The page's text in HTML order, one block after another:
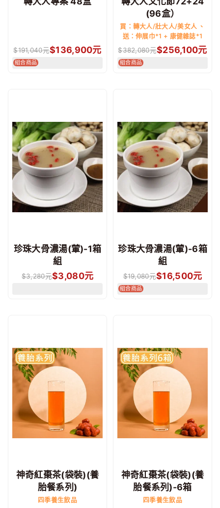
$191,040元$136,900元
組合商品
(96盒）
買：轉大人/壯大人/美女人 、
送：伸展巾*1 + 康健雜誌*1
$382,080元$256,100元
組合商品
珍珠大骨濃湯(葷)-1箱
組
$3,280元$3,080元
珍珠大骨濃湯(葷)-6箱
組
$19,080元$16,500元
組合商品
神奇紅棗茶(袋裝)(養
胎餐系列)
四季養生飲品
神奇紅棗茶(袋裝)(養
胎餐系列)-6箱
四季養生飲品